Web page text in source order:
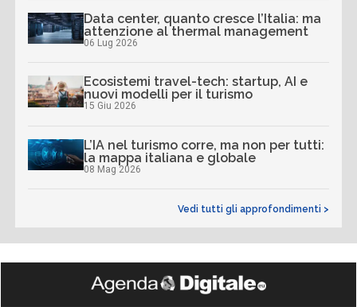
Data center, quanto cresce l’Italia: ma
attenzione al thermal management
06 Lug 2026
Ecosistemi travel-tech: startup, AI e
nuovi modelli per il turismo
15 Giu 2026
L’IA nel turismo corre, ma non per tutti:
la mappa italiana e globale
08 Mag 2026
Vedi tutti gli approfondimenti >